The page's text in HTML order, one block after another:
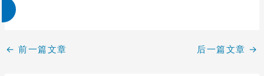
← 前一篇文章 后一篇文章 →